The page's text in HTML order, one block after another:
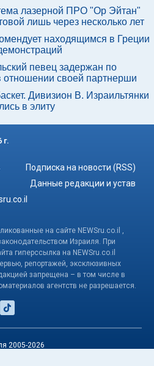
лазерной ПРО "Ор Эйтан"
лишь через несколько лет
находящимся в Греции
певец задержан по
отношении своей партнерши
Дивизион В. Израильтянки
в элиту
г.
Подписка на новости (RSS)
Данные редакции и устав
на сайте NEWSru.co.il ,
Израиля. При
гиперссылка на NEWSru.co.il
репортажей, эксклюзивных
запрещена – в том числе в
агентств не разрешается.
2005-2026